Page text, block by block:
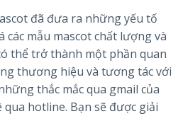
đã đưa ra những yếu tố
các mẫu mascot chất lượng và
thể trở thành một phần quan
thương hiệu và tương tác với
thắc mắc qua gmail của
hotline. Bạn sẽ được giải